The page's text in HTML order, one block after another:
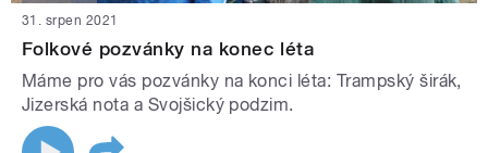
31. srpen 2021
Folkové pozvánky na konec léta
Máme pro vás pozvánky na konci léta: Trampský širák,
Jizerská nota a Svojšický podzim.